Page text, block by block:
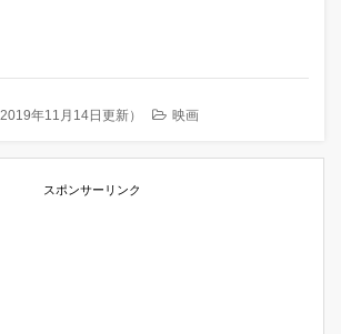
2019年11月14日更新） 映画
スポンサーリンク